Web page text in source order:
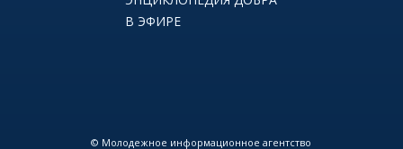
В ЭФИРЕ
© Молодежное информационное агентство